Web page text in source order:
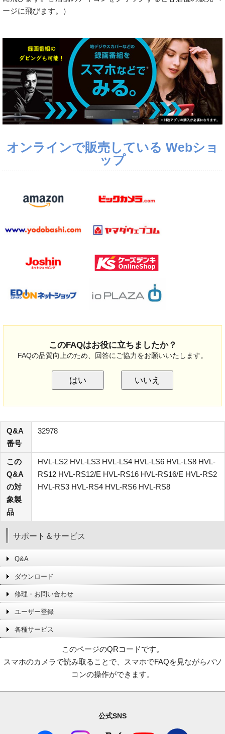
ージに飛びます。）
オンラインで販売している Webショ
ップ
このFAQはお役に立ちましたか？
FAQの品質向上のため、回答にご協力をお願いいたします。
はい いいえ
Q&A
番号
32978
この
Q&A
の対
象製
品
HVL-LS2 HVL-LS3 HVL-LS4 HVL-LS6 HVL-LS8 HVL-
RS12 HVL-RS12/E HVL-RS16 HVL-RS16/E HVL-RS2
HVL-RS3 HVL-RS4 HVL-RS6 HVL-RS8
サポート＆サービス
Q&A
ダウンロード
修理・お問い合わせ
ユーザー登録
各種サービス
このページのQRコードです。
スマホのカメラで読み取ることで、スマホでFAQを見ながらパソ
コンの操作ができます。
公式SNS